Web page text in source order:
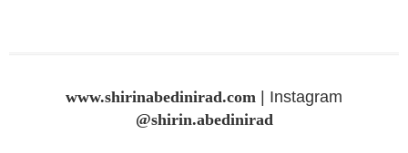
www.shirinabedinirad.com
| Instagram
@shirin.abedinirad